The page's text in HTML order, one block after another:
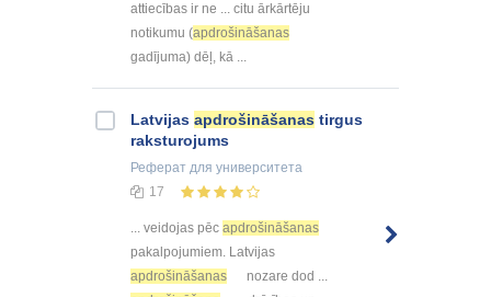
attiecības ir ne ... citu ārkārtēju
notikumu (apdrošināšanas
gadījuma) dēļ, kā ...
Latvijas apdrošināšanas tirgus
raksturojums
Реферат для университета
17
... veidojas pēc apdrošināšanas
pakalpojumiem. Latvijas
apdrošināšanas
nozare dod ...